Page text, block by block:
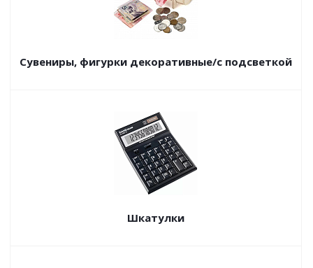
Сувениры, фигурки декоративные/с подсветкой
Шкатулки